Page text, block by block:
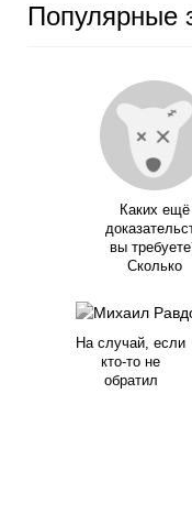
Популярные
Каких ещё
вы
Сколько
На случай, если
кто-то не
обратил